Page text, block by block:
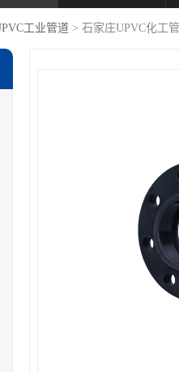
工业管道 > 石家庄UPVC化工